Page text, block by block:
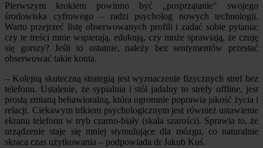
Pierwszym krokiem powinno być „posprzątanie" swojego
środowiska cyfrowego – radzi psycholog nowych technologii.
Warto przejrzeć listę obserwowanych profili i zadać sobie pytania:
czy te treści mnie wspierają, edukują, czy może sprawiają, że czuję
się gorszy? Jeśli to ostatnie, należy bez sentymentów przestać
obserwować takie konta.
– Kolejną skuteczną strategią jest wyznaczenie fizycznych stref bez
telefonu. Ustalenie, że sypialnia i stół jadalny to strefy offline, jest
prostą zmianą behawioralną, która ogromnie poprawia jakość życia i
relacji. Ciekawym trikiem psychologicznym jest również ustawienie
ekranu telefonu w tryb czarno-biały (skala szarości). Sprawia to, że
urządzenie staje się mniej stymulujące dla mózgu, co naturalnie
skraca czas użytkowania – podpowiada dr Jakub Kuś.